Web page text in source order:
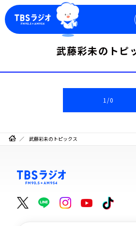
今日の番組表
週間番組表
トピックス
TBS Podcast
武藤彩未のトピ
1/0
武藤彩未のトピックス